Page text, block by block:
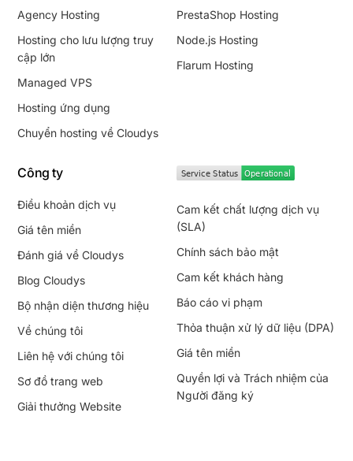
Agency Hosting
Hosting cho lưu lượng truy
cập lớn
Managed VPS
Hosting ứng dụng
Chuyển hosting về Cloudys
PrestaShop Hosting
Node.js Hosting
Flarum Hosting
Công ty
Điều khoản dịch vụ
Giá tên miền
Đánh giá về Cloudys
Blog Cloudys
Bộ nhận diện thương hiệu
Về chúng tôi
Liên hệ với chúng tôi
Sơ đồ trang web
Giải thưởng Website
Cam kết chất lượng dịch vụ
(SLA)
Chính sách bảo mật
Cam kết khách hàng
Báo cáo vi phạm
Thỏa thuận xử lý dữ liệu (DPA)
Giá tên miền
Quyền lợi và Trách nhiệm của
Người đăng ký